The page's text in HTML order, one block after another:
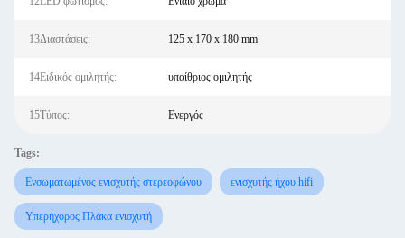
13Διαστάσεις: 125 x 170 x 180 mm
14Ειδικός ομιλητής: υπαίθριος ομιλητής
15Τύπος: Ενεργός
Tags:
Ενσωματωμένος ενισχυτής στερεοφώνου ενισχυτής ήχου hifi
Υπερήχορος Πλάκα ενισχυτή